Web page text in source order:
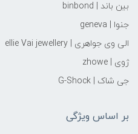
بین باند | binbond
جنوا | geneva
الی وی جواهری | ellie Vai‌ jewellery
ژوی | zhowe
جی شاک | G-Shock
بر اساس ویژگی